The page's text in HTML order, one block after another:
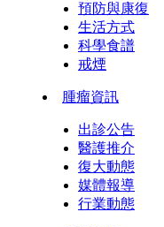
預防與康復
生活方式
科學食譜
戒煙
腫瘤資訊
出診公告
醫護推介
復大動態
媒體報導
行業動態